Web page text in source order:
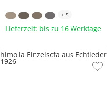
+ 5
Lieferzeit: bis zu 16 Werktage
himolla Einzelsofa aus Echtleder
1926